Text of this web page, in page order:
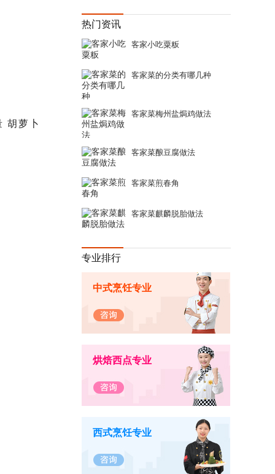
胡萝卜
热门资讯
客家小吃粟粄
客家菜的分类有哪几种
客家菜梅州盐焗鸡做法
客家菜酿豆腐做法
客家菜煎春角
客家菜麒麟脱胎做法
专业排行
中式烹饪专业
烘焙西点专业
西式烹饪专业